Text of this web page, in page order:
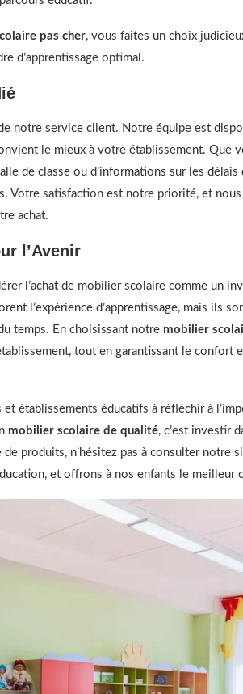
pas cher, vous faites un choix
d’apprentissage optimal.
notre service client. Notre équipe est
le mieux à votre établissement. Que
de classe ou d’informations sur les
Votre satisfaction est notre priorité, et
achat.
l’Avenir
l’achat de mobilier scolaire comme un
l’expérience d’apprentissage, mais ils
temps. En choisissant notre mobilier
tout en garantissant le confort
établissements éducatifs à réfléchir à
mobilier scolaire de qualité, c’est investir
produits, n’hésitez pas à consulter notre
et offrons à nos enfants le meilleur